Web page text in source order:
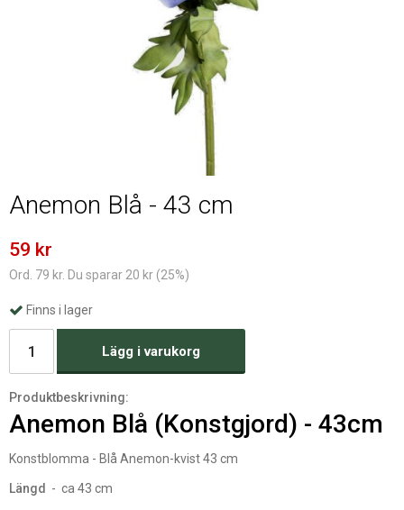
Anemon Blå - 43 cm
59 kr
Ord. 79 kr. Du sparar 20 kr (25%)
Finns i lager
Lägg i varukorg
Produktbeskrivning:
Anemon Blå (Konstgjord) - 43cm
Konstblomma - Blå Anemon-kvist 43 cm
Längd - ca 43 cm